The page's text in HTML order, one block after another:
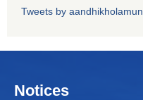
Tweets by aandhikholamun
Notices